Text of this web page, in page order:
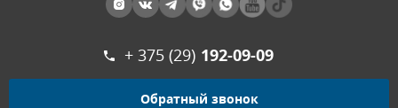
+ 375 (29) 192-09-09
Обратный звонок